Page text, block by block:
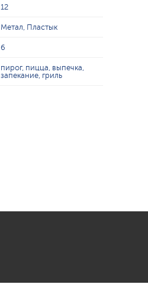
12
Метал, Пластык
6
пирог, пицца, выпечка,
запекание, гриль